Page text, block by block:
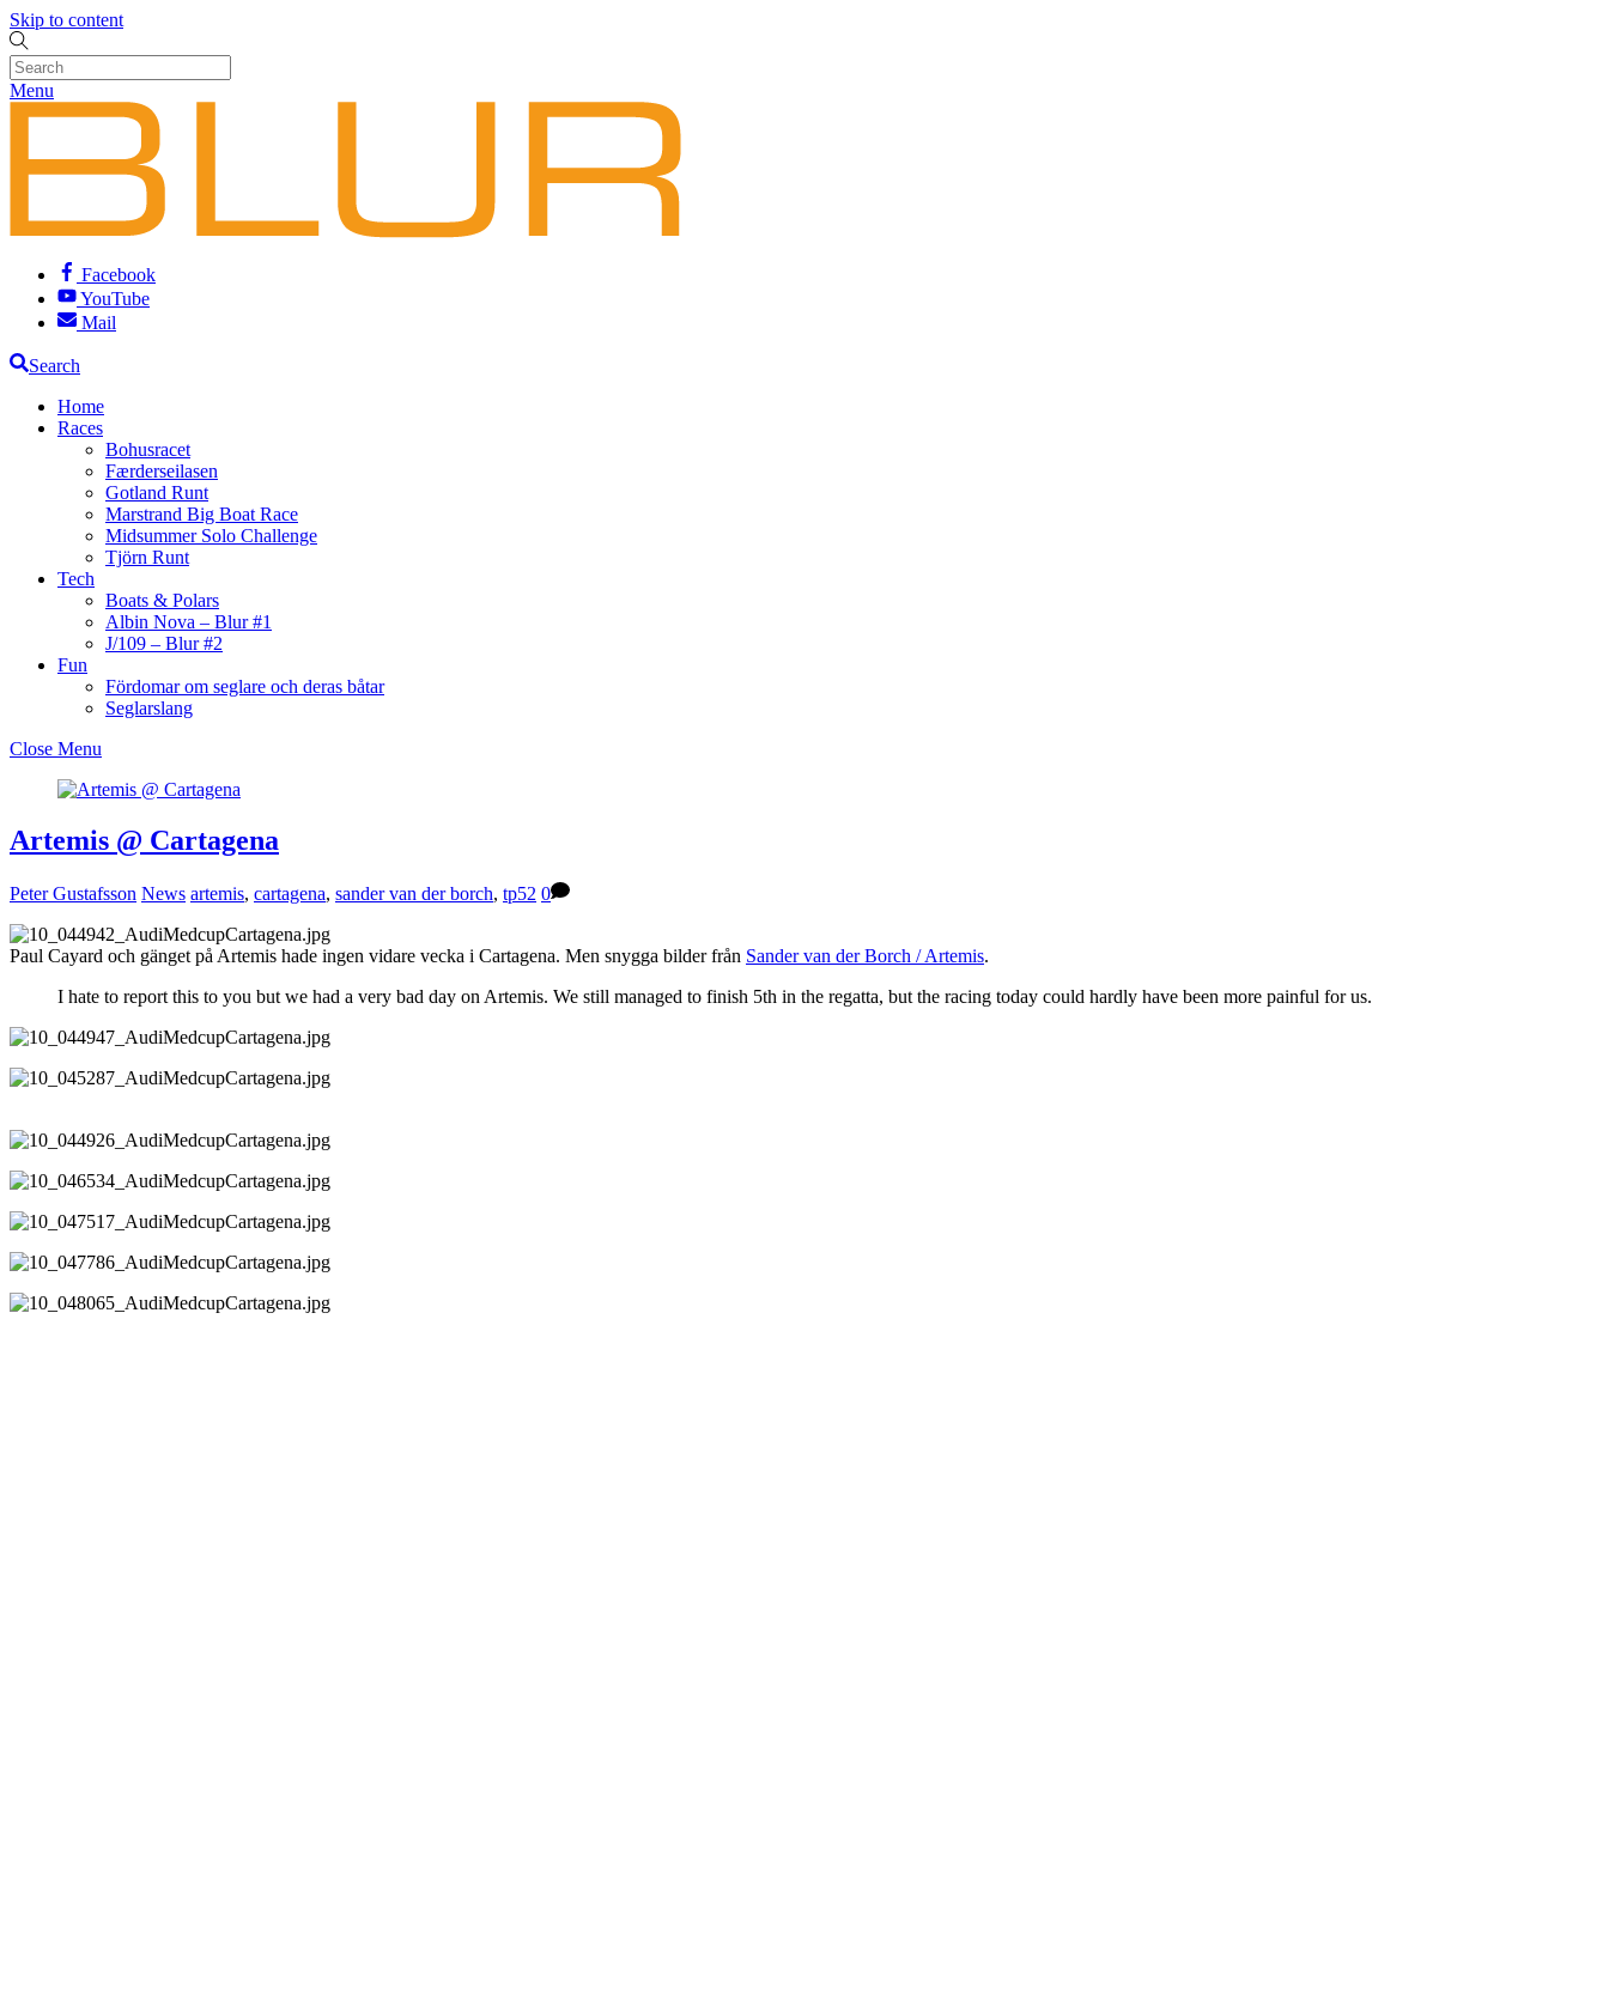
Skip to content
Menu
Facebook
YouTube
Mail
Search
Home
Races
Bohusracet
Færderseilasen
Gotland Runt
Marstrand Big Boat Race
Midsummer Solo Challenge
Tjörn Runt
Tech
Boats & Polars
Albin Nova – Blur #1
J/109 – Blur #2
Fun
Fördomar om seglare och deras båtar
Seglarslang
Close Menu
Artemis @ Cartagena
Peter Gustafsson News artemis, cartagena, sander van der borch, tp52 0
Paul Cayard och gänget på Artemis hade ingen vidare vecka i Cartagena. Men snygga bilder från Sander van der Borch / Artemis.
I hate to report this to you but we had a very bad day on Artemis. We still managed to finish 5th in the regatta, but the racing today could hardly have been more painful for us.